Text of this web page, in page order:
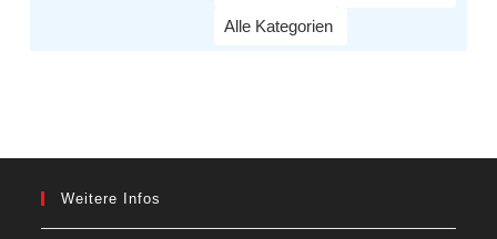
Alle Kategorien
Weitere Infos